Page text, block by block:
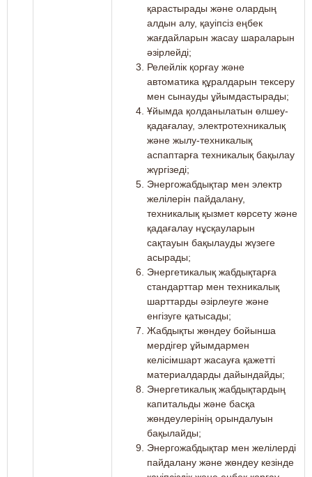
қарастырады және олардың
алдын алу, қауіпсіз еңбек
жағдайларын жасау шараларын
әзірлейді;
Релейлік қорғау және
автоматика құралдарын тексеру
мен сынауды ұйымдастырады;
Ұйымда қолданылатын өлшеу-
қадағалау, электротехникалық
және жылу-техникалық
аспаптарға техникалық бақылау
жүргізеді;
Энергожабдықтар мен электр
желілерін пайдалану,
техникалық қызмет көрсету және
қадағалау нұсқауларын
сақтауын бақылауды жүзеге
асырады;
Энергетикалық жабдықтарға
стандарттар мен техникалық
шарттарды әзірлеуге және
енгізуге қатысады;
Жабдықты жөндеу бойынша
мердігер ұйымдармен
келісімшарт жасауға қажетті
материалдарды дайындайды;
Энергетикалық жабдықтардың
капитальды және басқа
жөндеулерінің орындалуын
бақылайды;
Энергожабдықтар мен желілерді
пайдалану және жөндеу кезінде